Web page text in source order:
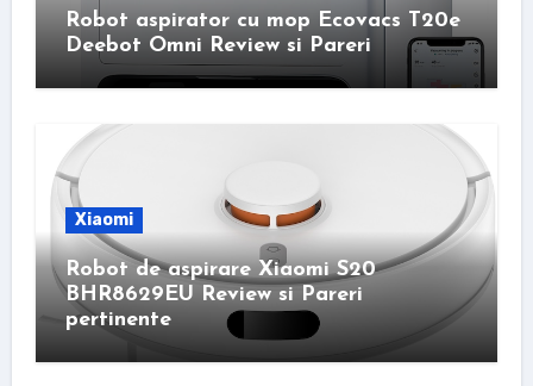
Robot aspirator cu mop Ecovacs T20e
Deebot Omni Review si Pareri
Xiaomi
Robot de aspirare Xiaomi S20
BHR8629EU Review si Pareri
pertinente